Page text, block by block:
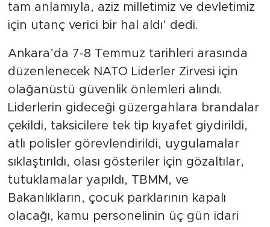
tam anlamıyla, aziz milletimiz ve devletimiz
için utanç verici bir hal aldı’ dedi.
Ankara’da 7-8 Temmuz tarihleri arasında
düzenlenecek NATO Liderler Zirvesi için
olağanüstü güvenlik önlemleri alındı.
Liderlerin gideceği güzergahlara brandalar
çekildi, taksicilere tek tip kıyafet giydirildi,
atlı polisler görevlendirildi, uygulamalar
sıklaştırıldı, olası gösteriler için gözaltılar,
tutuklamalar yapıldı, TBMM, ve
Bakanlıkların, çocuk parklarının kapalı
olacağı, kamu personelinin üç gün idari